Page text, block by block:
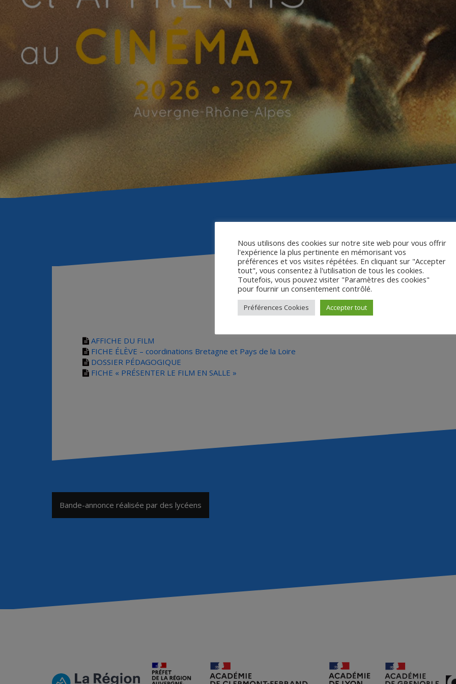
Ressources
AFFICHE DU FILM
FICHE ÉLÈVE – coordinations Bretagne et Pays de la Loire
DOSSIER PÉDAGOGIQUE
FICHE « PRÉSENTER LE FILM EN SALLE »
Navigation
de
Bande-annonce réalisée par des lycéens
Nous utilisons des cookies sur notre site web pour vous offrir
l'expérience la plus pertinente en mémorisant vos
préférences et vos visites répétées. En cliquant sur "Accepter
tout", vous consentez à l'utilisation de tous les cookies.
Toutefois, vous pouvez visiter "Paramètres des cookies"
pour fournir un consentement contrôlé.
Préférences Cookies Accepter tout